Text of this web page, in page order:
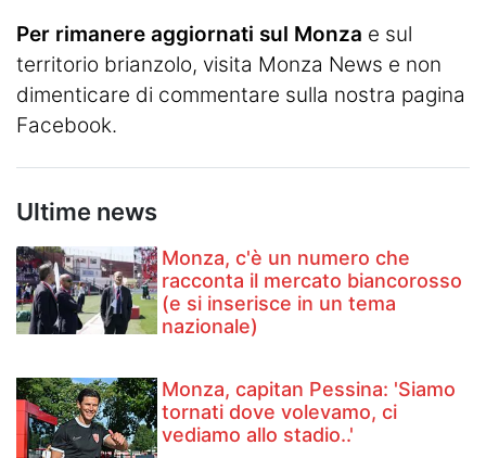
Per rimanere aggiornati sul Monza e sul
territorio brianzolo, visita Monza News e non
dimenticare di commentare sulla nostra pagina
Facebook.
Ultime news
Monza, c'è un numero che
racconta il mercato biancorosso
(e si inserisce in un tema
nazionale)
Monza, capitan Pessina: 'Siamo
tornati dove volevamo, ci
vediamo allo stadio..'